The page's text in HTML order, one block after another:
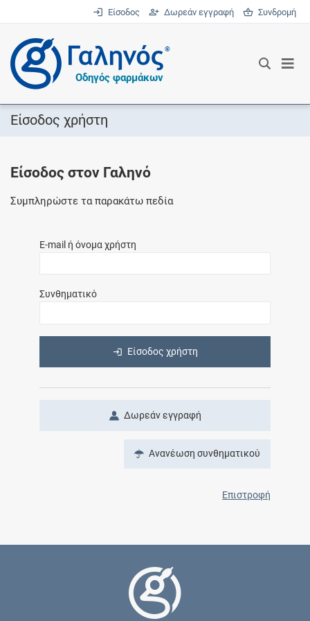
Είσοδος Δωρεάν εγγραφή Συνδρομή
®
Οδηγός φαρμάκων
Είσοδος χρήστη
Είσοδος στον Γαληνό
Συμπληρώστε τα παρακάτω πεδία
E-mail ή όνομα χρήστη
Συνθηματικό
Είσοδος χρήστη
Δωρεάν εγγραφή
Ανανέωση συνθηματικού
Επιστροφή